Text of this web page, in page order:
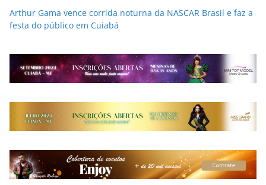
Arthur Gama vence corrida noturna da NASCAR Brasil e faz a
festa do público em Cuiabá